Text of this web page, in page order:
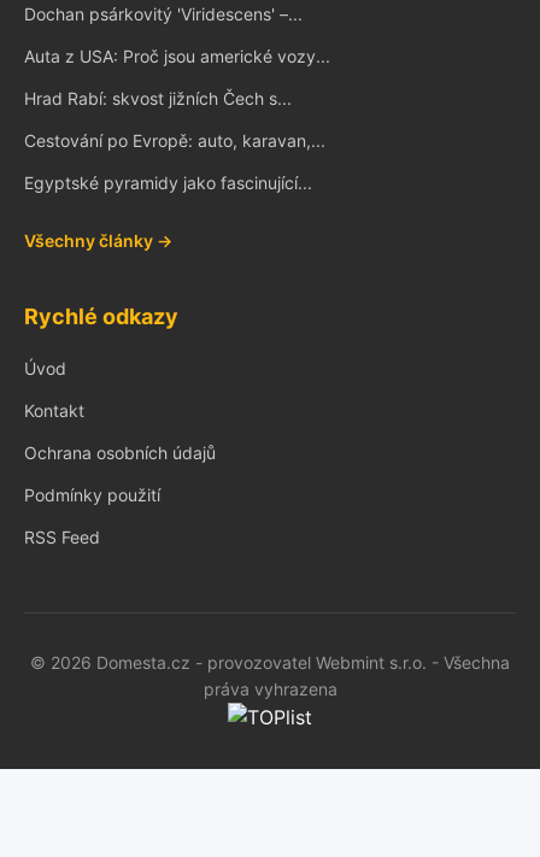
Dochan psárkovitý 'Viridescens' –...
Auta z USA: Proč jsou americké vozy...
Hrad Rabí: skvost jižních Čech s...
Cestování po Evropě: auto, karavan,...
Egyptské pyramidy jako fascinující...
Všechny články →
Rychlé odkazy
Úvod
Kontakt
Ochrana osobních údajů
Podmínky použití
RSS Feed
© 2026 Domesta.cz - provozovatel Webmint s.r.o. - Všechna
práva vyhrazena